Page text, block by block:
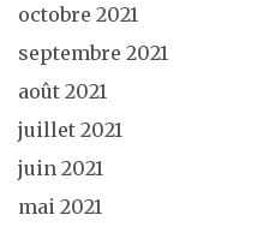
octobre 2021
septembre 2021
août 2021
juillet 2021
juin 2021
mai 2021